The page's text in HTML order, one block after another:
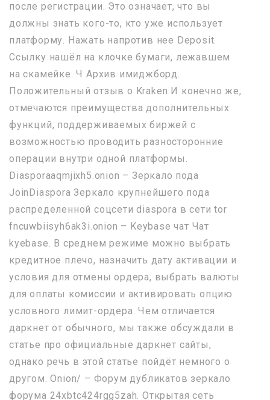
после регистрации. Это означает, что вы
должны знать кого-то, кто уже использует
платформу. Нажать напротив нее Deposit.
Ссылку нашёл на клочке бумаги, лежавшем
на скамейке. Ч Архив имиджборд.
Положительный отзыв о Kraken И конечно же,
отмечаются преимущества дополнительных
функций, поддерживаемых биржей с
возможностью проводить разносторонние
операции внутри одной платформы.
Diasporaaqmjixh5.onion – Зеркало пода
JoinDiaspora Зеркало крупнейшего пода
распределенной соцсети diaspora в сети tor
fncuwbiisyh6ak3i.onion – Keybase чат Чат
kyebase. В среднем режиме можно выбрать
кредитное плечо, назначить дату активации и
условия для отмены ордера, выбрать валюты
для оплаты комиссии и активировать опцию
условного лимит-ордера. Чем отличается
даркнет от обычного, мы также обсуждали в
статье про официальные даркнет сайты,
однако речь в этой статье пойдёт немного о
другом. Onion/ – Форум дубликатов зеркало
форума 24xbtc424rgg5zah. Открытая сеть